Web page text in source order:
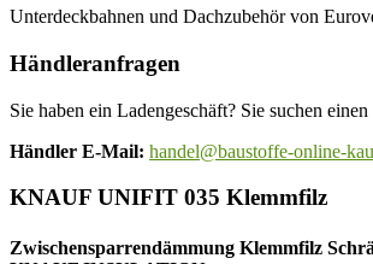
Unterdeckbahnen und Dachzubehör von
Händleranfragen
Sie haben ein Ladengeschäft? Sie suchen einen
Händler E-Mail: handel@baustoffe-online-
KNAUF UNIFIT 035 Klemmfilz
Zwischensparrendämmung Klemmfilz